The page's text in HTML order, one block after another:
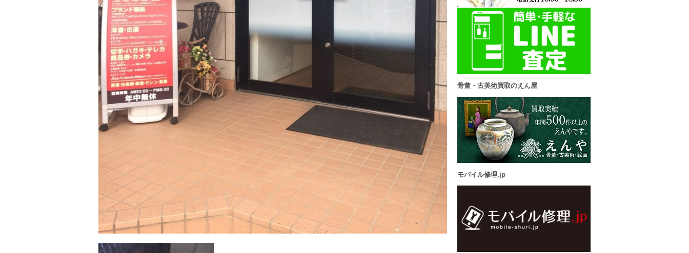
骨董・古美術買取のえん屋
モバイル修理.jp